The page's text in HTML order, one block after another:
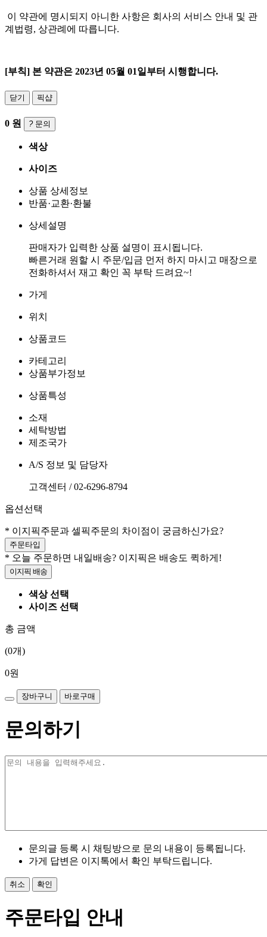
이 약관에 명시되지 아니한 사항은 회사의 서비스 안내 및 관
계법령, 상관례에 따릅니다.
[부칙] 본 약관은 2023년 05월 01일부터 시행합니다.
닫기 픽샵
0 원 ? 문의
색상
사이즈
상품 상세정보
반품·교환·환불
상세설명
판매자가 입력한 상품 설명이 표시됩니다.
빠른거래 원할 시 주문/입금 먼저 하지 마시고 매장으로
가게
위치
상품코드
카테고리
상품부가정보
상품특성
소재
세탁방법
제조국가
A/S 정보 및 담당자
고객센터 / 02-6296-8794
옵션선택
* 이지픽주문과 셀픽주문의 차이점이 궁금하신가요?
주문타입
* 오늘 주문하면 내일배송? 이지픽은 배송도 퀵하게!
이지픽 배송
색상 선택
사이즈 선택
총 금액
(0개)
0원
장바구니 바로구매
문의하기
문의글 등록 시 채팅방으로 문의 내용이 등록됩니다.
가게 답변은 이지톡에서 확인 부탁드립니다.
취소 확인
주문타입 안내